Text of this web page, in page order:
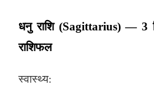
धनु राशि (Sagittarius) — 3
राशिफल
स्वास्थ्य: